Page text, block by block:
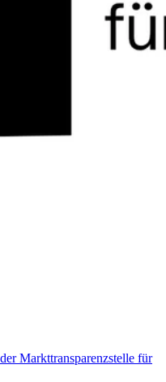
Markttransparenzstelle für